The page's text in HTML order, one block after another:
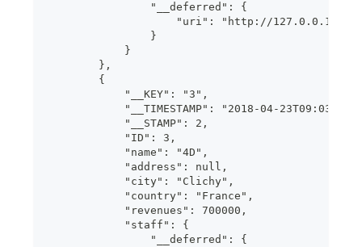
                "__deferred": {
"uri": "http://
                }
            }
        },
        {
            "__KEY": "3",
"__TIMESTAMP": "2018-04-
            "__STAMP": 2,
            "ID": 3,
            "name": "4D",
            "address": null,
            "city": "Clichy",
            "country": "France",
            "revenues": 700000,
            "staff": {
                "__deferred": {